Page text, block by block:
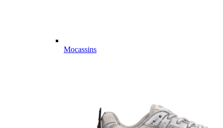
Mocassins